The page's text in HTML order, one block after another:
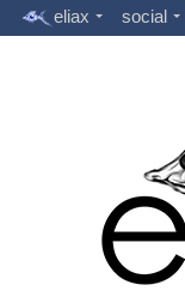
eliax social